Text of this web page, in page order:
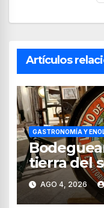
Artículos
GASTRONOMÍA Y
tierra del
AGO 4, 2026